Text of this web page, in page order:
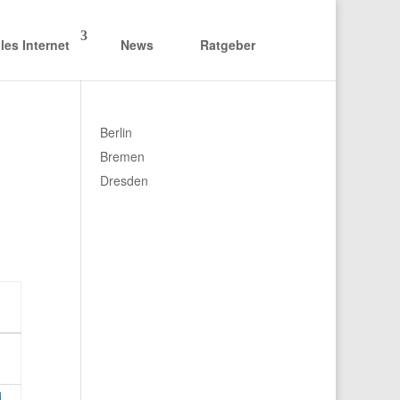
Internet News Ratgeber
Berlin
Bremen
Dresden